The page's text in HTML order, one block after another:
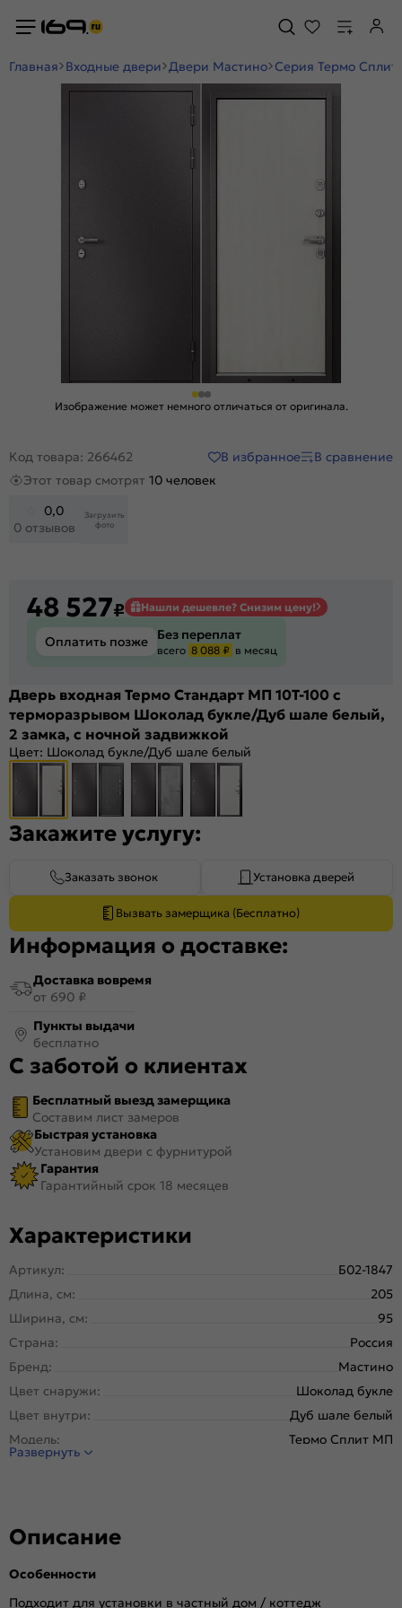
Главная Входные двери Двери Мастино Серия Термо Сплит
Изображение может немного отличаться от оригинала.
Код товара: 266462 В избранное
В сравнение
Этот товар смотрят 10 человек
0,0
0 отзывов
Загрузить
фото
48 527₽ Нашли дешевле? Снизим цену!
Оплатить позже Без переплат
всего 8 088 ₽ в месяц
Дверь входная Термо Стандарт МП 10T-100 с
терморазрывом Шоколад букле/Дуб шале белый,
2 замка, с ночной задвижкой
Цвет: Шоколад букле/Дуб шале белый
Закажите услугу:
Заказать звонок Установка дверей
Вызвать замерщика (Бесплатно)
Информация о доставке:
Доставка вовремя
от 690 ₽
Пункты выдачи
бесплатно
С заботой о клиентах
Бесплатный выезд замерщика
Составим лист замеров
Быстрая установка
Установим двери с фурнитурой
Гарантия
Гарантийный срок 18 месяцев
Характеристики
Артикул:
Б02-1847
Длина, см:
205
Ширина, см:
95
Страна:
Россия
Бренд:
Мастино
Цвет снаружи:
Шоколад букле
Цвет внутри:
Дуб шале белый
Модель:
Термо Сплит МП
Открывание:
Марка
Новолипецкий металлургический завод, завод
Отделка снаружи:
Отделка внутри:
Дуб шале белый, 10T-100
Развернуть
Описание
Особенности
Подходит для установки в частный дом / коттедж